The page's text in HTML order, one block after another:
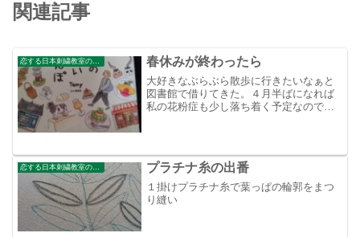
関連記事
春休みが終わったら
大好きなぶらぶら散歩に行きたいなぁと
図書館で借りてきた。４月半ばになれば
私の花粉症も少し落ち着く予定なので、
プラチナ糸の出番
１掛けプラチナ糸で葉っぱの輪郭をまつ
り縫い